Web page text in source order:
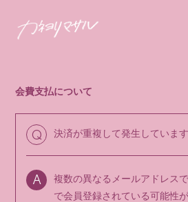
SCHEDULE
VIDEO
FC限定BLOG FC限
会費支払について
Q 決済が重複して発生しています
A
複数の異なるメールアドレス
で会員登録されている可能性が